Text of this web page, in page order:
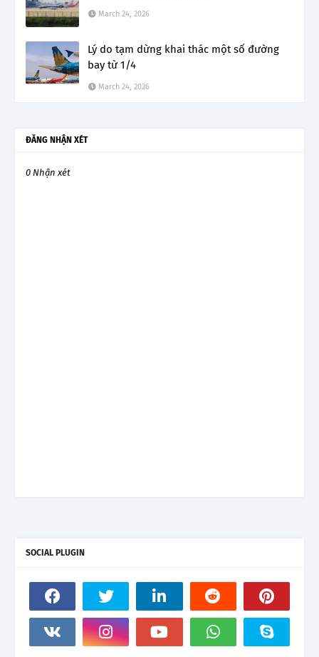
March 24, 2026
Lý do tạm dừng khai thác một số đường
bay từ 1/4
March 24, 2026
ĐĂNG NHẬN XÉT
0 Nhận xét
SOCIAL PLUGIN